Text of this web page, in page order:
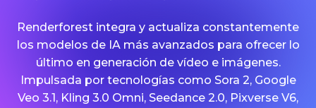
Renderforest integra y actualiza constantemente
los modelos de IA más avanzados para ofrecer lo
último en generación de vídeo e imágenes.
Impulsada por tecnologías como Sora 2, Google
Veo 3.1, Kling 3.0 Omni, Seedance 2.0, Pixverse V6,